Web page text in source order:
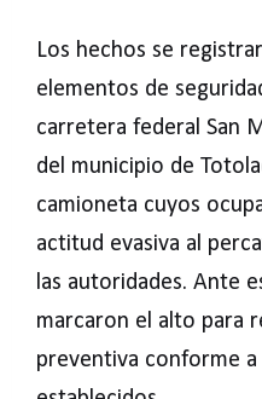
Los hechos se
elementos de
carretera federal San
del municipio de
camioneta cuyos
actitud evasiva al
las autoridades. Ante
marcaron el alto para
preventiva conforme